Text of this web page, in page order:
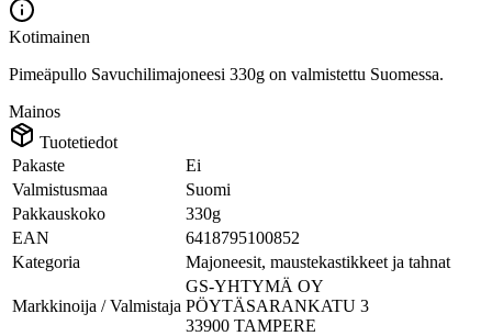
Kotimainen
Pimeäpullo Savuchilimajoneesi 330g on valmistettu Suomessa.
Mainos
Tuotetiedot
Pakaste
Ei
Valmistusmaa
Suomi
Pakkauskoko
330g
EAN
6418795100852
Kategoria
Majoneesit, maustekastikkeet ja tahnat
Markkinoija / Valmistaja
GS-YHTYMÄ OY
PÖYTÄSARANKATU 3
33900 TAMPERE